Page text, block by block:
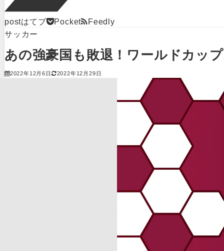
postはてブ Pocket
Feedly
サッカー
あの強豪国も敗退！ワールドカッ
2022年12月6日 2022年12月29日